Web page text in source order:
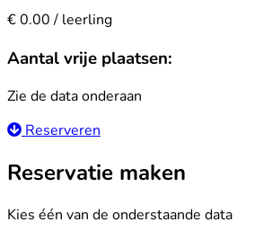
€ 0.00 / leerling
Aantal vrije plaatsen:
Zie de data onderaan
Reserveren
Reservatie maken
Kies één van de onderstaande data